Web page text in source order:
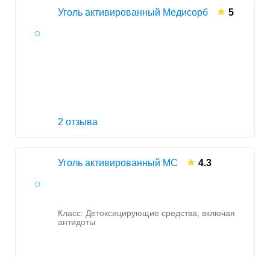
Уголь активированный Медисорб 5
2 отзыва
Уголь активированный МС 4.3
Класс: Детоксицирующие средства, включая
антидоты